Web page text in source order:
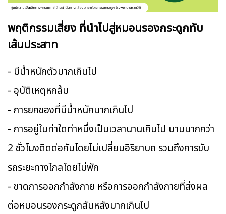
พฤติกรรมเสี่ยง ที่นำไปสู่หมอนรองกระดูกทับ
เส้นประสาท
- มีน้ำหนักตัวมากเกินไป
- อุบัติเหตุหกล้ม​
- การยกของที่มีน้ำหนักมากเกินไป
- การอยู่ในท่าใดท่าหนึ่งเป็นเวลานานเกินไป นานมากกว่า
2 ชั่วโมงติดต่อกันโดยไม่เปลี่ยนอิริยาบถ รวมถึงการขับ
รถระยะทางไกลโดยไม่พัก
- ขาดการออกกำลังกาย หรือการออกกำลังกายที่ส่งผล
ต่อหมอนรองกระดูกสันหลังมากเกินไป